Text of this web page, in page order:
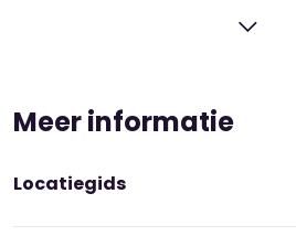
met de pedagogisch
mee over ons maandelijks
bouwen, spelen met de
Meer informatie
Locatiegids